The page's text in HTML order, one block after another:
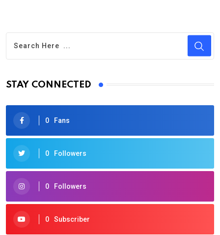
STAY CONNECTED
0 Fans
0 Followers
0 Followers
0 Subscriber